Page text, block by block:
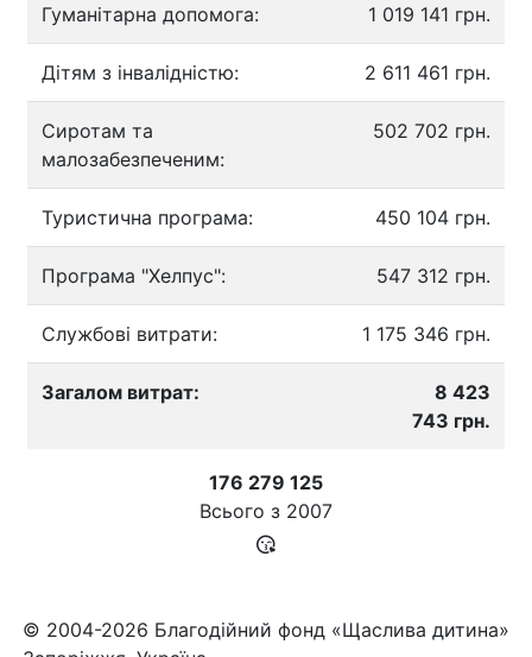
Гуманітарна допомога: 1 019 141 грн.
Дітям з інвалідністю: 2 611 461 грн.
Сиротам та
малозабезпеченим:
502 702 грн.
Туристична програма: 450 104 грн.
Програма "Хелпус": 547 312 грн.
Службові витрати: 1 175 346 грн.
Загалом витрат:
8 423
743 грн.
176 279 125
Всього з 2007
© 2004-2026 Благодійний фонд «Щаслива дитина»